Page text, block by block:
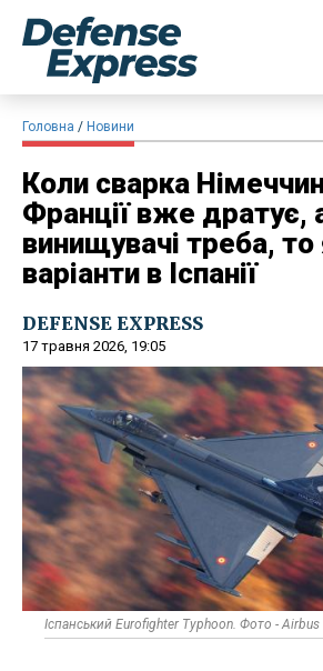
Головна Новини
Коли сварка
Франції вже дратує,
винищувачі треба, то
варіанти в Іспанії
DEFENSE EXPRESS
17 травня 2026, 19:05
Іспанський Eurofighter Typhoon. Фото - Airbus